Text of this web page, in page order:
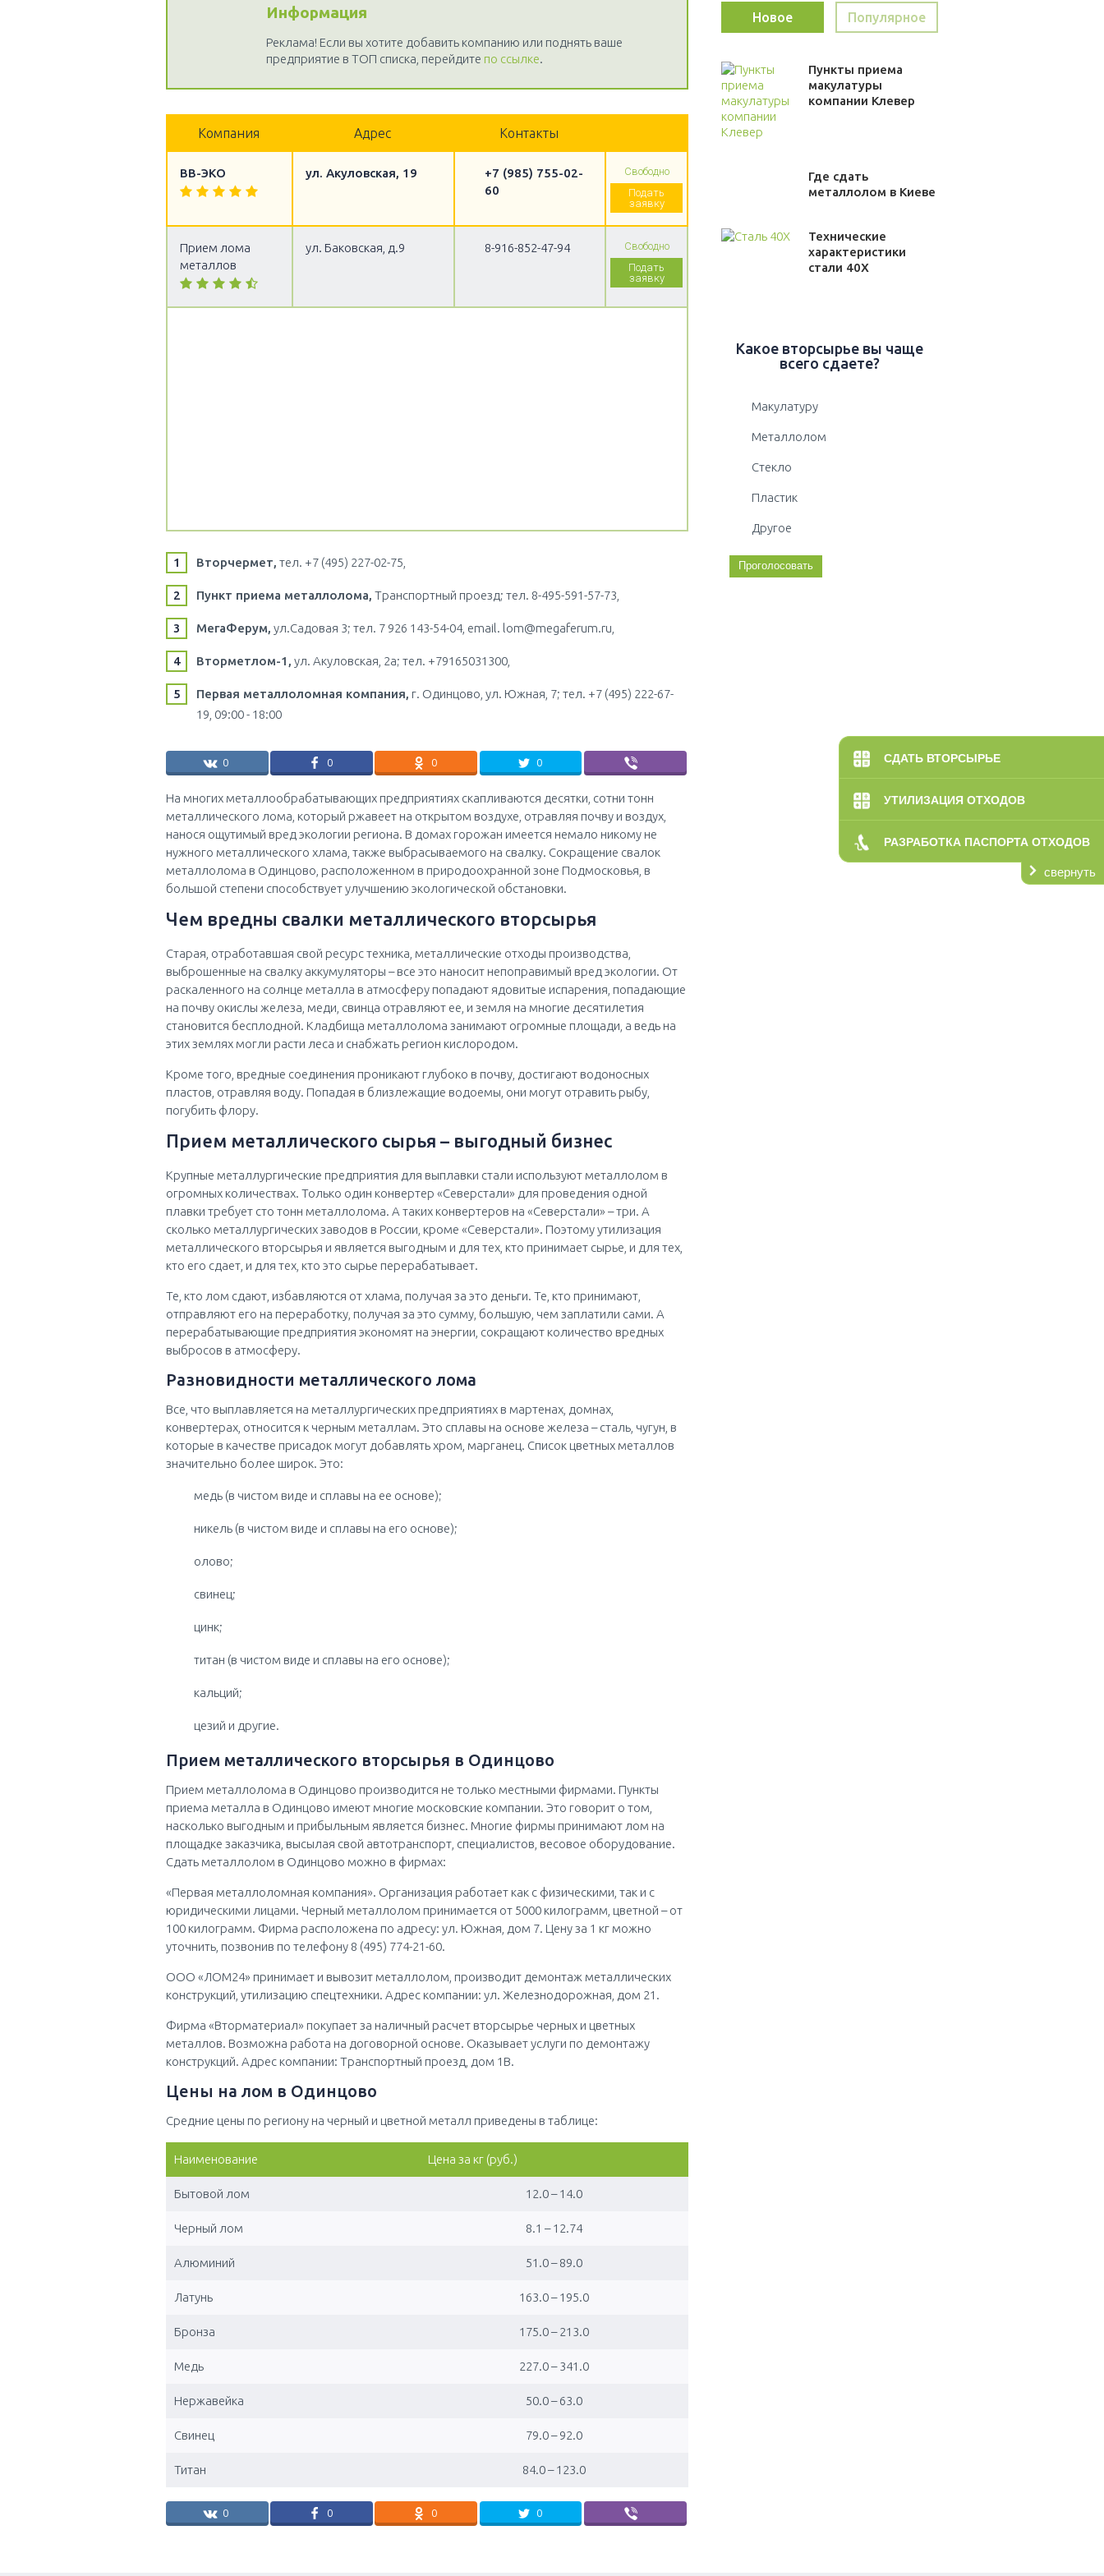
СДАТЬ ВТОРСЫРЬЕ
УТИЛИЗАЦИЯ ОТХОДОВ
РАЗРАБОТКА ПАСПОРТА ОТХОДОВ
свернуть
Информация
Реклама! Если вы хотите добавить компанию или поднять ваше
предприятие в ТОП списка, перейдите по ссылке.
Компания Адрес Контакты
ВВ-ЭКО ул. Акуловская, 19
+7 (985) 755-02-
60
Свободно
Подать
заявку
Прием лома
металлов
ул. Баковская, д.9 8-916-852-47-94
Свободно
Подать
заявку
Вторчермет, тел. +7 (495) 227-02-75,
Пункт приема металлолома, Транспортный проезд; тел. 8-495-591-57-73,
МегаФерум, ул.Садовая 3; тел. 7 926 143-54-04, email. lom@megaferum.ru,
Вторметлом-1, ул. Акуловская, 2а; тел. +79165031300,
Первая металлоломная компания, г. Одинцово, ул. Южная, 7; тел. +7 (495) 222-67-
19, 09:00 - 18:00
0 0 0 0
На многих металлообрабатывающих предприятиях скапливаются десятки, сотни тонн
металлического лома, который ржавеет на открытом воздухе, отравляя почву и воздух,
нанося ощутимый вред экологии региона. В домах горожан имеется немало никому не
нужного металлического хлама, также выбрасываемого на свалку. Сокращение свалок
металлолома в Одинцово, расположенном в природоохранной зоне Подмосковья, в
большой степени способствует улучшению экологической обстановки.
Чем вредны свалки металлического вторсырья
Старая, отработавшая свой ресурс техника, металлические отходы производства,
выброшенные на свалку аккумуляторы – все это наносит непоправимый вред экологии. От
раскаленного на солнце металла в атмосферу попадают ядовитые испарения, попадающие
на почву окислы железа, меди, свинца отравляют ее, и земля на многие десятилетия
становится бесплодной. Кладбища металлолома занимают огромные площади, а ведь на
этих землях могли расти леса и снабжать регион кислородом.
Кроме того, вредные соединения проникают глубоко в почву, достигают водоносных
пластов, отравляя воду. Попадая в близлежащие водоемы, они могут отравить рыбу,
погубить флору.
Прием металлического сырья – выгодный бизнес
Крупные металлургические предприятия для выплавки стали используют металлолом в
огромных количествах. Только один конвертер «Северстали» для проведения одной
плавки требует сто тонн металлолома. А таких конвертеров на «Северстали» – три. А
сколько металлургических заводов в России, кроме «Северстали». Поэтому утилизация
металлического вторсырья и является выгодным и для тех, кто принимает сырье, и для тех,
кто его сдает, и для тех, кто это сырье перерабатывает.
Те, кто лом сдают, избавляются от хлама, получая за это деньги. Те, кто принимают,
отправляют его на переработку, получая за это сумму, большую, чем заплатили сами. А
перерабатывающие предприятия экономят на энергии, сокращают количество вредных
выбросов в атмосферу.
Разновидности металлического лома
Все, что выплавляется на металлургических предприятиях в мартенах, домнах,
конвертерах, относится к черным металлам. Это сплавы на основе железа – сталь, чугун, в
которые в качестве присадок могут добавлять хром, марганец. Список цветных металлов
значительно более широк. Это:
медь (в чистом виде и сплавы на ее основе);
никель (в чистом виде и сплавы на его основе);
олово;
свинец;
цинк;
титан (в чистом виде и сплавы на его основе);
кальций;
цезий и другие.
Прием металлического вторсырья в Одинцово
Прием металлолома в Одинцово производится не только местными фирмами. Пункты
приема металла в Одинцово имеют многие московские компании. Это говорит о том,
насколько выгодным и прибыльным является бизнес. Многие фирмы принимают лом на
площадке заказчика, высылая свой автотранспорт, специалистов, весовое оборудование.
Сдать металлолом в Одинцово можно в фирмах:
«Первая металлоломная компания». Организация работает как с физическими, так и с
юридическими лицами. Черный металлолом принимается от 5000 килограмм, цветной – от
100 килограмм. Фирма расположена по адресу: ул. Южная, дом 7. Цену за 1 кг можно
уточнить, позвонив по телефону 8 (495) 774-21-60.
ООО «ЛОМ24» принимает и вывозит металлолом, производит демонтаж металлических
конструкций, утилизацию спецтехники. Адрес компании: ул. Железнодорожная, дом 21.
Фирма «Вторматериал» покупает за наличный расчет вторсырье черных и цветных
металлов. Возможна работа на договорной основе. Оказывает услуги по демонтажу
конструкций. Адрес компании: Транспортный проезд, дом 1В.
Цены на лом в Одинцово
Средние цены по региону на черный и цветной металл приведены в таблице:
Наименование Цена за кг (руб.)
Бытовой лом 12.0 – 14.0
Черный лом 8.1 – 12.74
Алюминий 51.0 – 89.0
Латунь 163.0 – 195.0
Бронза 175.0 – 213.0
Медь 227.0 – 341.0
Нержавейка 50.0 – 63.0
Свинец 79.0 – 92.0
Титан 84.0 – 123.0
0 0 0 0
Новое Популярное
Пункты приема
макулатуры
компании Клевер
Где сдать
металлолом в Киеве
Технические
характеристики
стали 40Х
Какое вторсырье вы чаще
всего сдаете?
Макулатуру
Металлолом
Стекло
Пластик
Другое